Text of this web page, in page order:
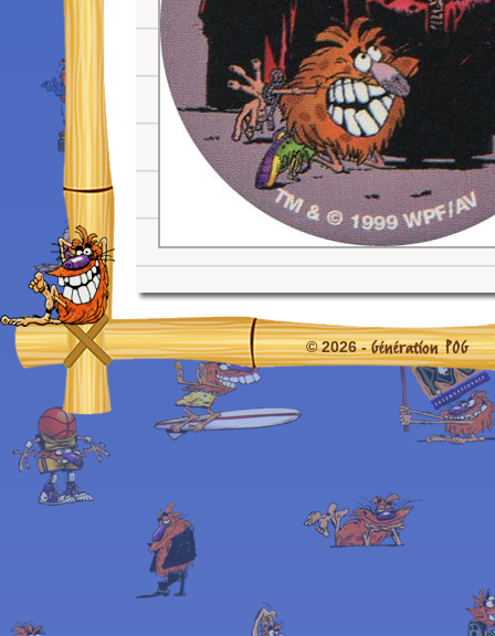
© 2026 -Génération POG